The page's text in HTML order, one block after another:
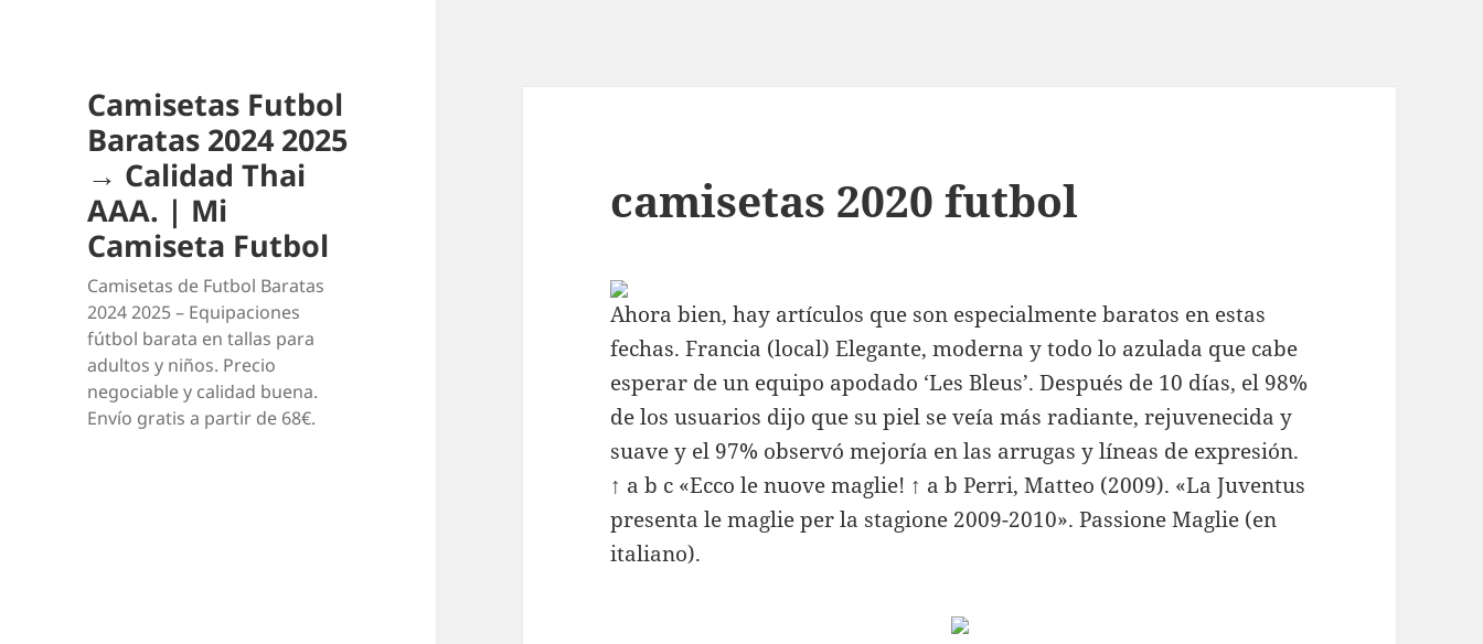
Camisetas Futbol
Baratas 2024 2025
→ Calidad Thai
AAA. | Mi
Camiseta Futbol
Camisetas de Futbol Baratas
2024 2025 – Equipaciones
fútbol barata en tallas para
adultos y niños. Precio
negociable y calidad buena.
Envío gratis a partir de 68€.
camisetas 2020 futbol
Ahora bien, hay artículos que son especialmente baratos en estas
fechas. Francia (local) Elegante, moderna y todo lo azulada que cabe
esperar de un equipo apodado ‘Les Bleus’. Después de 10 días, el 98%
de los usuarios dijo que su piel se veía más radiante, rejuvenecida y
suave y el 97% observó mejoría en las arrugas y líneas de expresión.
↑ a b c «Ecco le nuove maglie! ↑ a b Perri, Matteo (2009). «La Juventus
presenta le maglie per la stagione 2009-2010». Passione Maglie (en
italiano).